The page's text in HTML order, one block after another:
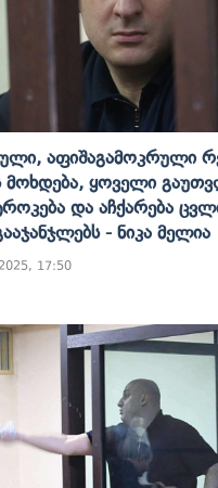
Აფიშაგამოკრული
Ყოველი
Და Აჩქარება
- Ნიკა Მელია
17:50